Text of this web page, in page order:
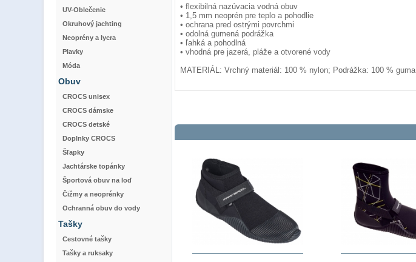
UV-Oblečenie
Okruhový jachting
Neoprény a lycra
Plavky
Móda
Obuv
CROCS unisex
CROCS dámske
CROCS detské
Doplnky CROCS
Šľapky
Jachtárske topánky
Športová obuv na loď
Čižmy a neoprénky
Ochranná obuv do vody
Tašky
Cestovné tašky
Tašky a ruksaky
• flexibilná nazúvacia vodná obuv
• 1,5 mm neoprén pre teplo a pohodlie
• ochrana pred ostrými povrchmi
• odolná gumená podrážka
• ľahká a pohodlná
• vhodná pre jazerá, pláže a otvorené vody
MATERIÁL: Vrchný materiál: 100 % nylon; Podrážka: 100 % guma